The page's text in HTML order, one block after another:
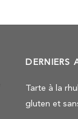
DERNIERS
Tarte à la
gluten et